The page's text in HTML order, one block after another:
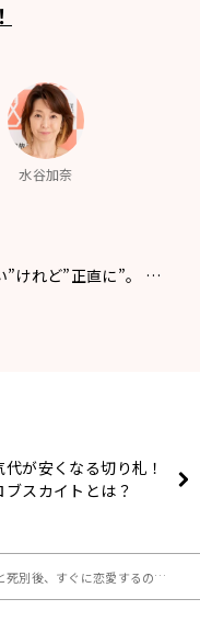
水谷加奈
”けれど”正直に”。 …
代が安くなる切り札！
ブスカイトとは？
別後、すぐに恋愛するのが普通